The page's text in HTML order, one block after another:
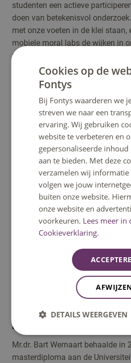
studenten een actieve
doen van betekenisvol
met onze voeten in de klei staan,
mobiele moral labs de wijken in
morele verwachtingen burgers
voorspellend algoritme wat
overheid. Denk daarbij aan
algoritme wat risico op fraude
Anderzijds willen we meedoen
niveau, en daar tot nieuwe
komen, gebaseerd op onze
Individiuele moraliteit als
“Er gebeurt momenteel
van technologie, ethiek en
aan de steeds groter wordende
Intelligence (AI). Maar
voorbij aan de ethische aspecten
onderzoekers, ondernemers,
we hier meer zicht op krijgen.
individuele moraliteit als input
moraliteit een nadrukkelijkere
van nieuwe technologie. Dat is
Loopbaan
Mr.dr. Bart Wernaart behaalde in
masterdiploma aan de
Cookies op de
Fontys
Bij Fontys waarderen we
streven we naar een
ervaring. Wij gebruiken
website te verbeteren en
gepersonaliseerde
aan te bieden. Met deze
verzamelen wij informatie
volgen we jouw
buiten onze website.
onze website en
voorkeuren. Lees meer in
Cookieverklaring.
DETAILS WEERGEVEN